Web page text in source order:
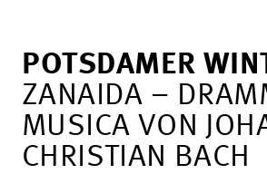
POTSDAMER
ZANAIDA –
MUSICA VON
CHRISTIAN BACH